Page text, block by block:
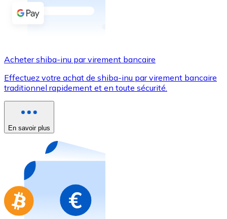
Virement SEPA
Utilisez les cartes Visa et Mastercard pour acheter
Acheter avec carte
Nouveau
Achetez des cartes-cadeaux de vos marques
Aller à la boutique de cartes-cadeaux
Acheter shiba-inu par virement bancaire
Effectuez votre achat de shiba-inu par virement bancaire
traditionnel rapidement et en toute sécurité.
En savoir plus